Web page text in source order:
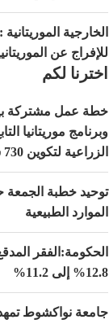
الخارجية
للإفراج عن
اخترنا لكم
خطة عمل مشتركة
وبرنامج موريتانيا
الزراعية لتكوين 730 شابا
توحيد خطبة الجمعة
الموارد الطبيعية
الحكومة:الفقر
12.8% إلى 11.2%
جامعة نواكشوط